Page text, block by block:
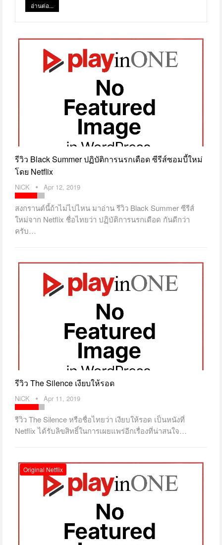
อ่านต่อ...
รีวิว Black Summer ปฏิบัติการนรกเดือด ซีรีส์ซอมบี้ใหม่
โดย Netflix
NiCK Apr 12, 2019
สงกรานต์นี้ถ้าไม่ไปไหน มาอ่าน รีวิว Black Summer ซีรีส์
ใหม่จาก Netflix ชื่อไทยว่า ปฏิบัติการนรกเดือด กันดีกว่า
ครับ…
รีวิว The Silence เงียบให้รอด
NiCK Apr 11, 2019
รีวิว The Silence หรือชื่อไทยว่า เงียบให้รอด เป็นหนังที่
Netflix ได้รับลิขสิทธิ์ในการเผยแพร่อีกเรื่องที่น่าสนใจ…
Original Netflix